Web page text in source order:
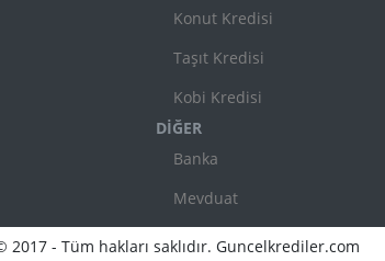
Konut Kredisi
Taşıt Kredisi
Kobi Kredisi
DİĞER
Banka
Mevduat
2017 - Tüm hakları saklıdır. Guncelkrediler.com